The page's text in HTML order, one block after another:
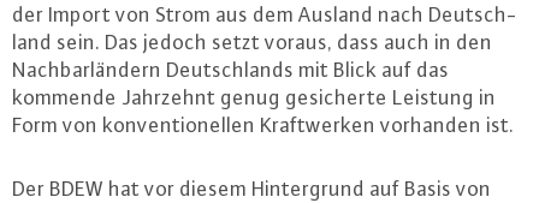
der Import von Strom aus dem Ausland nach Deutsch­
land sein. Das jedoch setzt voraus, dass auch in den
Nach­bar­län­dern Deutsch­lands mit Blick auf das
kommende Jahrzehnt genug ge­si­cher­te Leistung in
Form von kon­ven­tio­nel­len Kraft­wer­ken vorhanden ist.
Der BDEW hat vor diesem Hin­ter­grund auf Basis von